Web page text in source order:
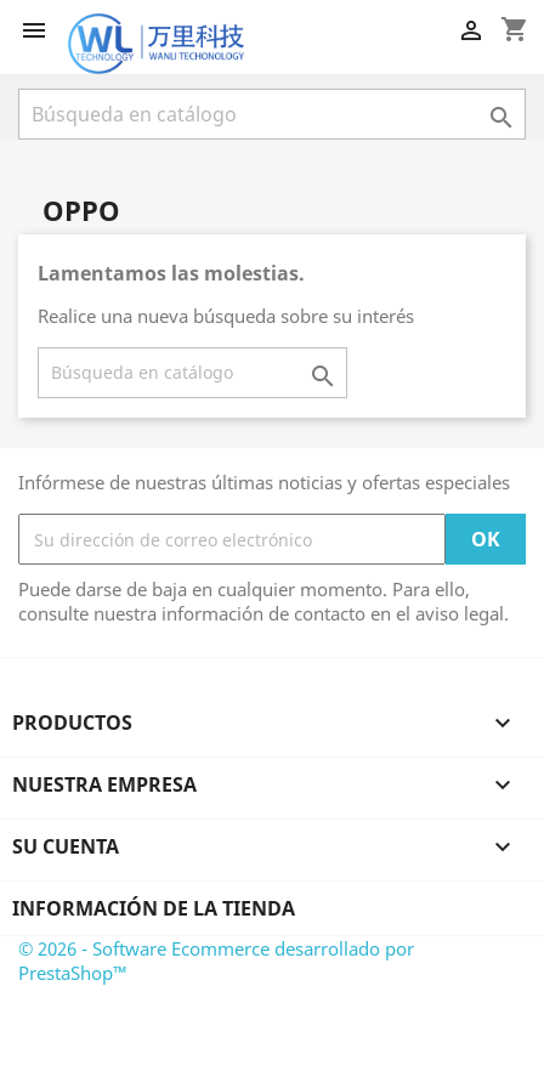
 shopping_cart


OPPO
Lamentamos las molestias.
Realice una nueva búsqueda sobre su interés

Infórmese de nuestras últimas noticias y ofertas especiales
Puede darse de baja en cualquier momento. Para ello,
consulte nuestra información de contacto en el aviso legal.
PRODUCTOS 
NUESTRA EMPRESA 
SU CUENTA 
INFORMACIÓN DE LA TIENDA
© 2026 - Software Ecommerce desarrollado por
PrestaShop™